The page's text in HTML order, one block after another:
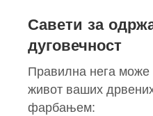
Савети за
дуговечност
Правилна нега може
живот ваших
фарбањем: